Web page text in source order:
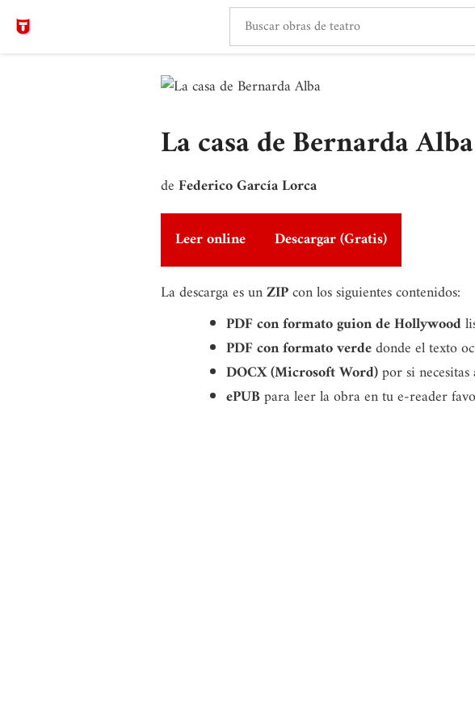
La casa de Bernarda Alba
deFederico García Lorca
Leer online Descargar (Gratis)
La descarga es unZIPcon los siguientes contenidos:
PDF con formato guion de Hollywood
PDF con formato verdedonde el texto
DOCX (Microsoft Word)por si
ePUBpara leer la obra en tu e-reader